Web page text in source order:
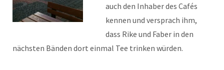
auch den Inhaber des Cafés
kennen und versprach ihm,
dass Rike und Faber in den
nächsten Bänden dort einmal Tee trinken würden.